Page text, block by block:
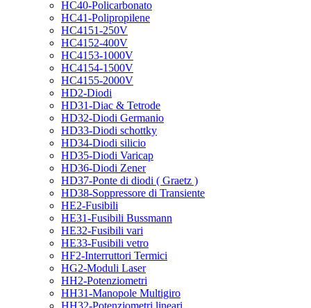
HC40-Policarbonato
HC41-Polipropilene
HC4151-250V
HC4152-400V
HC4153-1000V
HC4154-1500V
HC4155-2000V
HD2-Diodi
HD31-Diac & Tetrode
HD32-Diodi Germanio
HD33-Diodi schottky
HD34-Diodi silicio
HD35-Diodi Varicap
HD36-Diodi Zener
HD37-Ponte di diodi ( Graetz )
HD38-Soppressore di Transiente
HE2-Fusibili
HE31-Fusibili Bussmann
HE32-Fusibili vari
HE33-Fusibili vetro
HF2-Interruttori Termici
HG2-Moduli Laser
HH2-Potenziometri
HH31-Manopole Multigiro
HH32-Potenziometri lineari